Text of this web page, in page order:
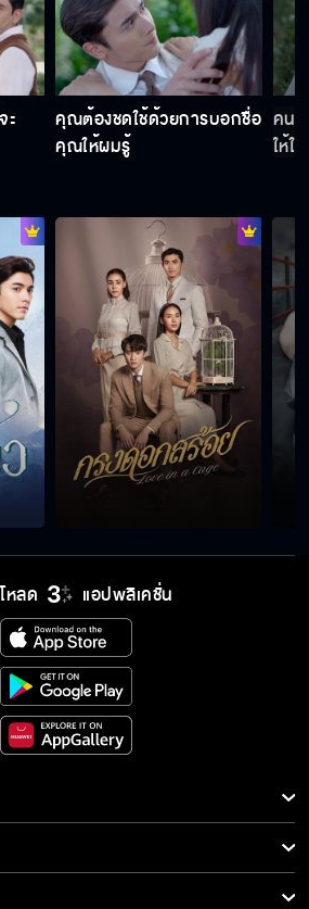
ชะตากรรมความรักของพวกเขาเหล่านี้จะเป็นยัง
ไง? หาคำตอบได้ 21 กรกฎาคมนี้
กรงดอกสร้อย
ะ
คุณต้องชดใช้ด้วยการบอกชื่อ
คุณให้ผมรู้
คนอ
ให้ใ
หลด แอปพลิเคชั่น